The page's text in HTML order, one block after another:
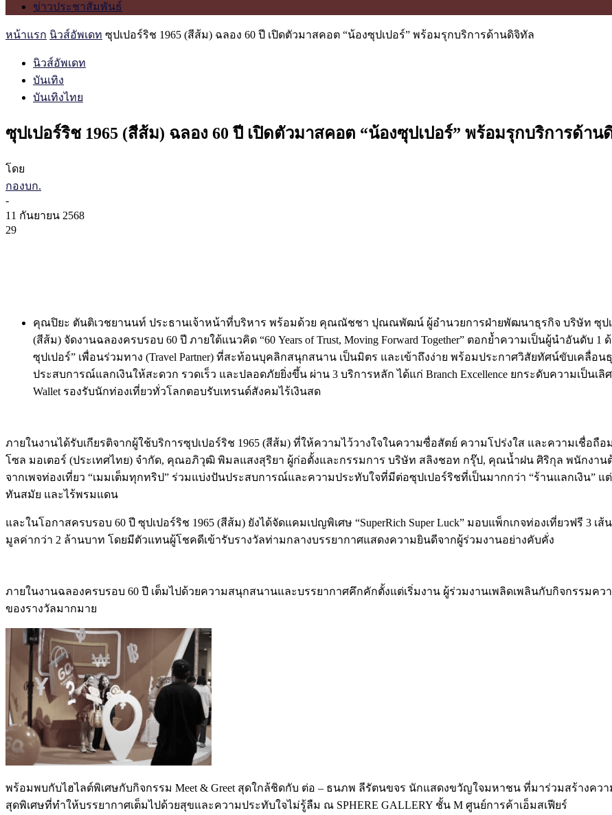
ข่าวประชาสัมพันธ์
หน้าแรก นิวส์อัพเดท ซุปเปอร์ริช 1965 (สีส้ม) ฉลอง 60 ปี เปิดตัวมาสคอต “น้องซุปเปอร์” พร้อมรุกบริการด้านดิจิทัล
นิวส์อัพเดท
บันเทิง
บันเทิงไทย
ซุปเปอร์ริช 1965 (สีส้ม) ฉลอง 60 ปี เปิดตัวมาสคอต “น้องซุปเปอร์” พร้อมรุกบริการด้าน
โดย
กองบก.
-
11 กันยายน 2568
29
คุณปิยะ ตันติเวชยานนท์ ประธานเจ้าหน้าที่บริหาร พร้อมด้วย คุณณัชชา ปุณณพัฒน์ ผู้อำนวยการฝ่ายพัฒนาธุรกิจ บริษัท ซุปเป
(สีส้ม) จัดงานฉลองครบรอบ 60 ปี ภายใต้แนวคิด “60 Years of Trust, Moving Forward Together” ตอกย้ำความเป็นผู้นำอันดับ
ซุปเปอร์” เพื่อนร่วมทาง (Travel Partner) ที่สะท้อนบุคลิกสนุกสนาน เป็นมิตร และเข้าถึงง่าย พร้อมประกาศวิสัยทัศน์ขับเคลื่
ประสบการณ์แลกเงินให้สะดวก รวดเร็ว และปลอดภัยยิ่งขึ้น ผ่าน 3 บริการหลัก ได้แก่ Branch Excellence ยกระดับความเป็นเลิ
Wallet รองรับนักท่องเที่ยวทั่วโลกตอบรับเทรนด์สังคมไร้เงินสด
ภายในงานได้รับเกียรติจากผู้ใช้บริการซุปเปอร์ริช 1965 (สีส้ม) ที่ให้ความไว้วางใจในความซื่อสัตย์ ความโปร่งใส และความเชื่อ
โซล มอเตอร์ (ประเทศไทย) จำกัด, คุณอภิวุฒิ พิมลแสงสุริยา ผู้ก่อตั้งและกรรมการ บริษัท สลิงชอท กรุ๊ป, คุณน้ำฝน ศิริกุล พนักงา
จากเพจท่องเที่ยว “เมมเต็มทุกทริป” ร่วมแบ่งปันประสบการณ์และความประทับใจที่มีต่อซุปเปอร์ริชที่เป็นมากกว่า “ร้านแลกเงิน”
ทันสมัย และไร้พรมแดน
และในโอกาสครบรอบ 60 ปี ซุปเปอร์ริช 1965 (สีส้ม) ยังได้จัดแคมเปญพิเศษ “SuperRich Super Luck” มอบแพ็กเกจท่องเที่ยวฟรี 3 เ
มูลค่ากว่า 2 ล้านบาท โดยมีตัวแทนผู้โชคดีเข้ารับรางวัลท่ามกลางบรรยากาศแสดงความยินดีจากผู้ร่วมงานอย่างคับคั่ง
ภายในงานฉลองครบรอบ 60 ปี เต็มไปด้วยความสนุกสนานและบรรยากาศคึกคักตั้งแต่เริ่มงาน ผู้ร่วมงานเพลิดเพลินกับกิจกรรมค
ของรางวัลมากมาย
พร้อมพบกับไฮไลต์พิเศษกับกิจกรรม Meet & Greet สุดใกล้ชิดกับ ต่อ – ธนภพ ลีรัตนขจร นักแสดงขวัญใจมหาชน ที่มาร่วมสร้างค
สุดพิเศษที่ทำให้บรรยากาศเต็มไปด้วยสุขและความประทับใจไม่รู้ลืม ณ SPHERE GALLERY ชั้น M ศูนย์การค้าเอ็มสเฟียร์